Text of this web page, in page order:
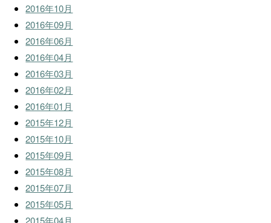
2016年10月
2016年09月
2016年06月
2016年04月
2016年03月
2016年02月
2016年01月
2015年12月
2015年10月
2015年09月
2015年08月
2015年07月
2015年05月
2015年04月